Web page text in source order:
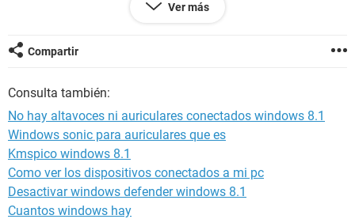
Placa de sonido Controladora de High Definition Audio
Ver más
Compartir
Consulta también:
No hay altavoces ni auriculares conectados windows 8.1
Windows sonic para auriculares que es
Kmspico windows 8.1
Como ver los dispositivos conectados a mi pc
Desactivar windows defender windows 8.1
Cuantos windows hay